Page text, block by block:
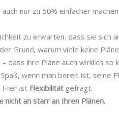
nur zu 50% einfacher
zu erwarten, dass sie sich
Grund, warum viele keine
dass ihre Pläne auch wirklich so
wenn man bereit ist, seine
Hier ist Flexibilität gefragt.
nicht an starr an Ihren Plänen.